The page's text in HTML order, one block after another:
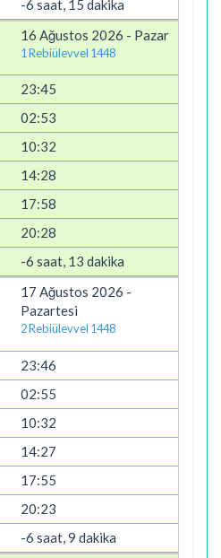
-6 saat, 15 dakika
16 Ağustos 2026 - Pazar
1 Rebiülevvel 1448
23:45
02:53
10:32
14:28
17:58
20:28
-6 saat, 13 dakika
17 Ağustos 2026 -
Pazartesi
2 Rebiülevvel 1448
23:46
02:55
10:32
14:27
17:55
20:23
-6 saat, 9 dakika